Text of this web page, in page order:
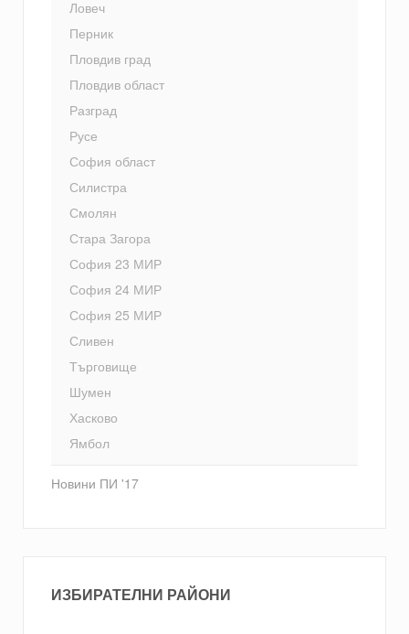
Ловеч
Перник
Пловдив град
Пловдив област
Разград
Русе
София област
Силистра
Смолян
Стара Загора
София 23 МИР
София 24 МИР
София 25 МИР
Сливен
Търговище
Шумен
Хасково
Ямбол
Новини ПИ '17
ИЗБИРАТЕЛНИ РАЙОНИ